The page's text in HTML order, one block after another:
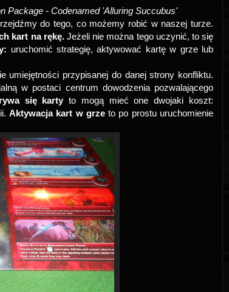
Package - Codenamed 'Alluring Succubus'
do tego, co możemy robić w naszej turze.
kart na rękę.Jeżeli nie można tego uczynić, to się
uruchomić strategię, aktywować kartę w grze lub
umiejętności przypisanej do danej strony konfliktu.
w postaci centrum dowodzenia pozwalającego
się karty to mogą mieć one dwojaki koszt:
Aktywacja kart w grzeto po prostu uruchomienie